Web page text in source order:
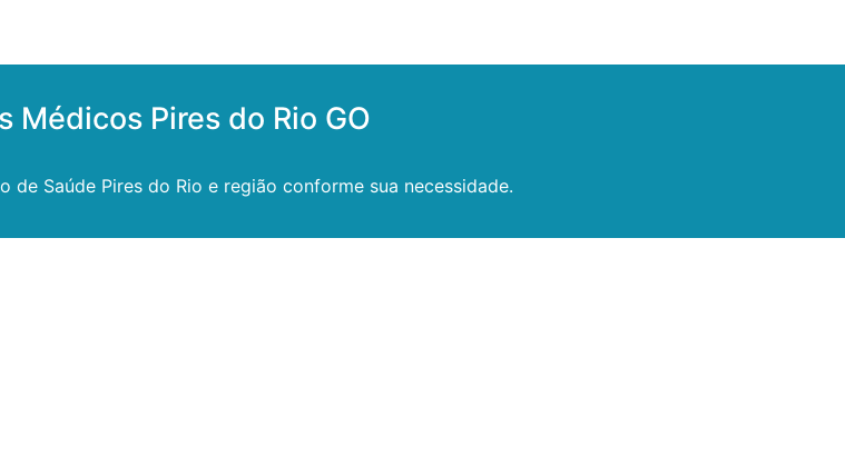
Médicos Pires do Rio GO
Saúde Pires do Rio e região conforme sua necessidade.